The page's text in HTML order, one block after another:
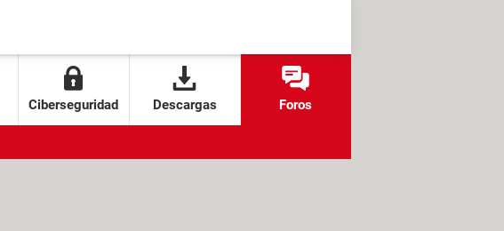
Ciberseguridad Descargas Foros